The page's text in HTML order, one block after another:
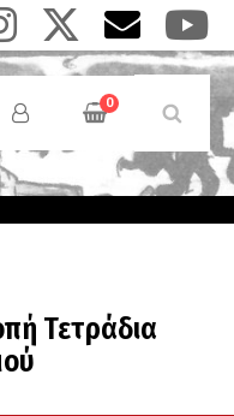
0
Τετράδια